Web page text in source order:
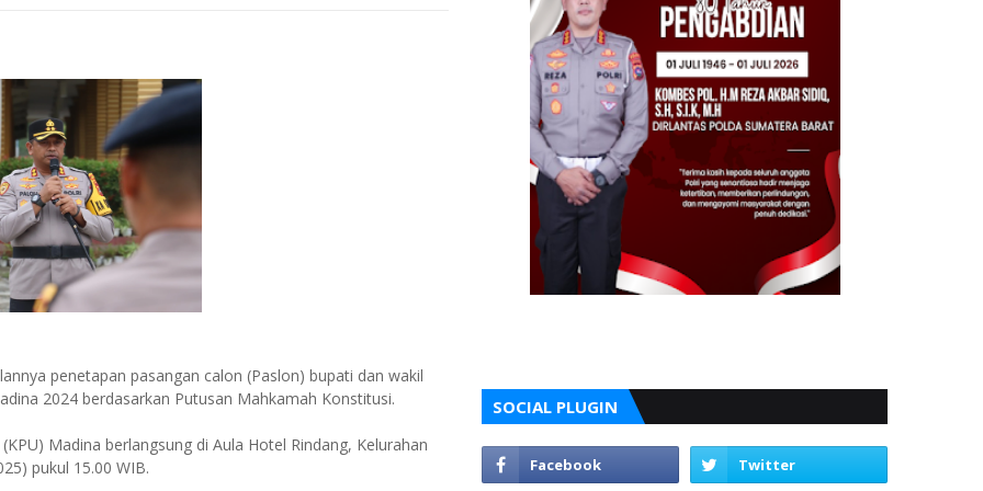
penetapan pasangan calon (Paslon) bupati dan wakil
2024 berdasarkan Putusan Mahkamah Konstitusi.
Madina berlangsung di Aula Hotel Rindang, Kelurahan
pukul 15.00 WIB.
SOCIAL PLUGIN